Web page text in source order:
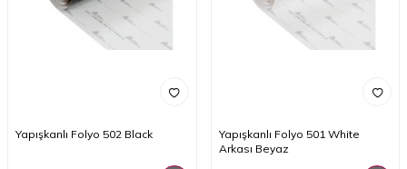
Yapışkanlı Folyo 502 Black
Yapışkanlı Folyo 501 White
Arkası Beyaz